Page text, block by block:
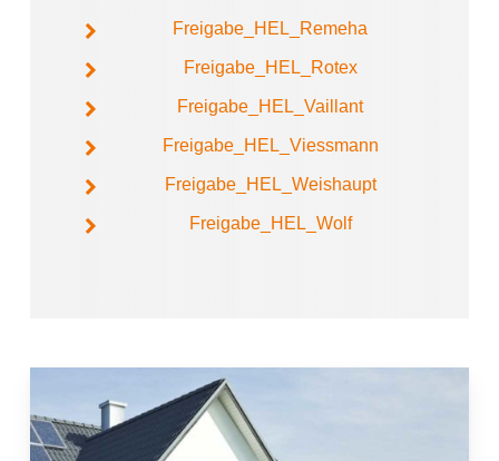
Freigabe_HEL_Remeha
Freigabe_HEL_Rotex
Freigabe_HEL_Vaillant
Freigabe_HEL_Viessmann
Freigabe_HEL_Weishaupt
Freigabe_HEL_Wolf